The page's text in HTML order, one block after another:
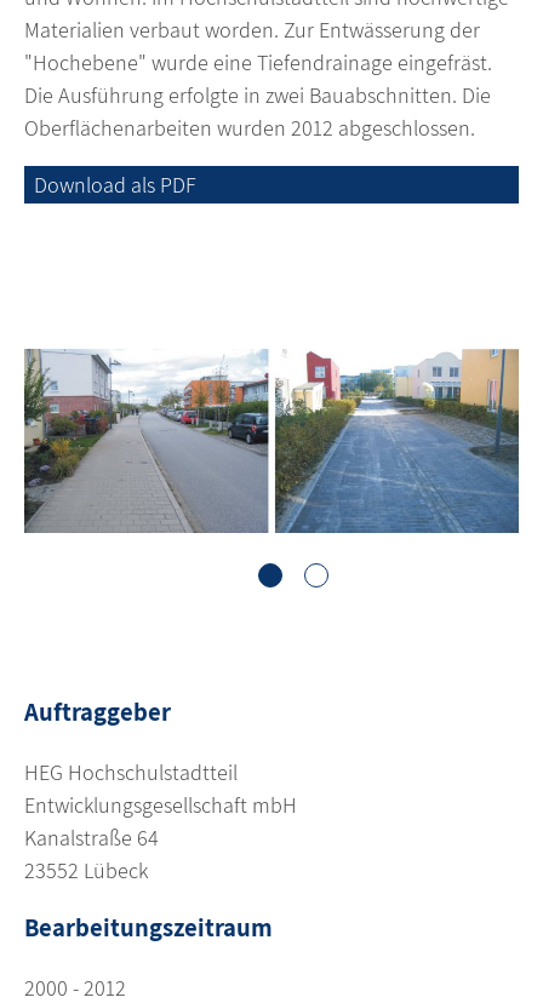
Materialien verbaut worden. Zur Entwässerung der
"Hochebene" wurde eine Tiefendrainage eingefräst.
Die Ausführung erfolgte in zwei Bauabschnitten. Die
Oberflächenarbeiten wurden 2012 abgeschlossen.
Download als PDF
2
Auftraggeber
HEG Hochschulstadtteil
Entwicklungsgesellschaft mbH
Kanalstraße 64
23552 Lübeck
Bearbeitungszeitraum
2000 - 2012